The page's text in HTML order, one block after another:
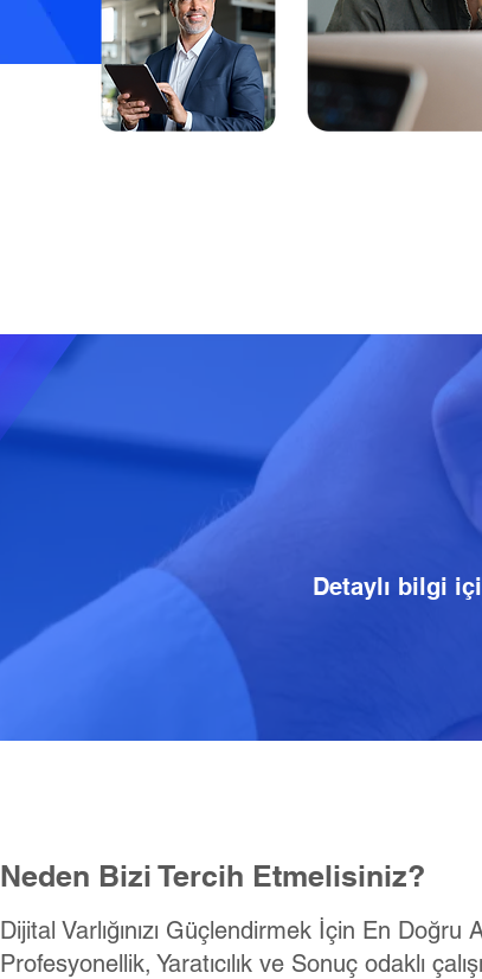
Detaylı bilgi
Neden Bizi Tercih Etmelisiniz?
Dijital Varlığınızı Güçlendirmek İçin En Doğru
Profesyonellik, Yaratıcılık ve Sonuç odaklı